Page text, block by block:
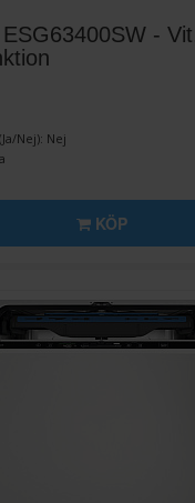
ESG63400SW -
Nej): Nej
KÖP